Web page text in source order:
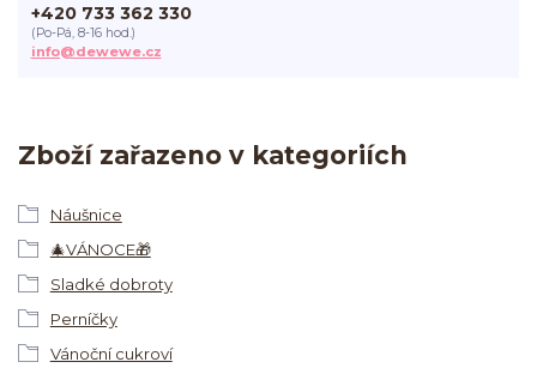
Zboží zařazeno v kategoriích
Náušnice
🎄VÁNOCE🎁
Sladké dobroty
Perníčky
Vánoční cukroví
+420 733 362 330
(Po-Pá, 8-16 hod.)
info@dewewe.cz